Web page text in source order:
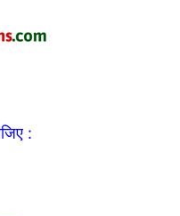
: